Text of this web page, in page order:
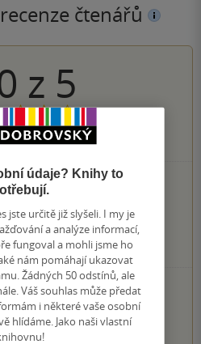
čtenářů
z 5
čtenářů
5 hvězdiček
4 hvězdičky
3 hvězdičky
2 hvězdičky
1 hvezdička
KNIHY
4 5
údaje? Knihy to
jste určitě již slyšeli. I my je
a analýze informací,
fungoval a mohli jsme ho
nám pomáhají ukazovat
Žádných 50 odstínů, ale
Váš souhlas může předat
i některé vaše osobní
hlídáme. Jako naši vlastní